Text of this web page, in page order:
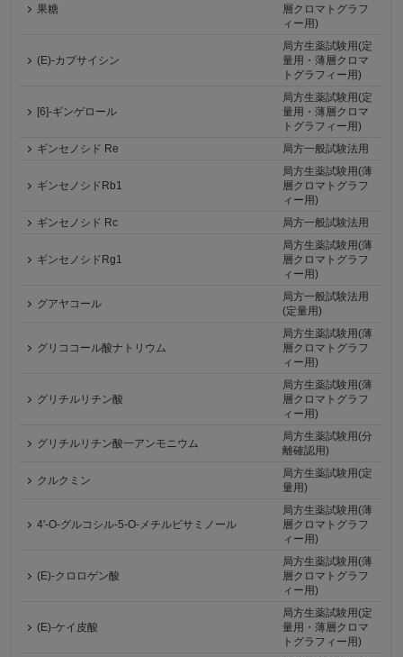
果糖
層クロマトグラフ
ィー用)
(E)-カプサイシン
局方生薬試験用(定
量用・薄層クロマ
トグラフィー用)
[6]-ギンゲロール
局方生薬試験用(定
量用・薄層クロマ
トグラフィー用)
ギンセノシド Re
局方一般試験法用
ギンセノシドRb1
局方生薬試験用(薄
層クロマトグラフ
ィー用)
ギンセノシド Rc
局方一般試験法用
ギンセノシドRg1
局方生薬試験用(薄
層クロマトグラフ
ィー用)
グアヤコール
局方一般試験法用
(定量用)
グリココール酸ナトリウム
局方生薬試験用(薄
層クロマトグラフ
ィー用)
グリチルリチン酸
局方生薬試験用(薄
層クロマトグラフ
ィー用)
グリチルリチン酸一アンモニウム
局方生薬試験用(分
離確認用)
クルクミン
局方生薬試験用(定
量用)
4'-O-グルコシル-5-O-メチルビサミノール
局方生薬試験用(薄
層クロマトグラフ
ィー用)
(E)-クロロゲン酸
局方生薬試験用(薄
層クロマトグラフ
ィー用)
(E)-ケイ皮酸
局方生薬試験用(定
量用・薄層クロマ
トグラフィー用)